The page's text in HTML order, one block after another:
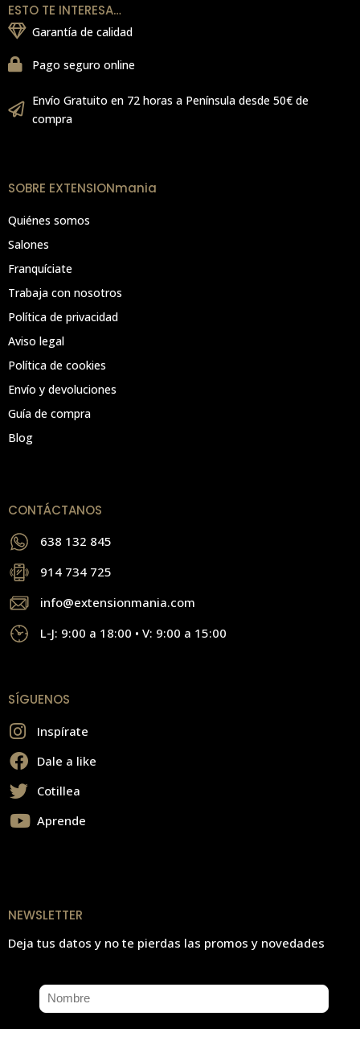
ESTO TE INTERESA…
Garantía de calidad
Pago seguro online
Envío Gratuito en 72 horas a Península desde 50€ de
compra
SOBRE EXTENSIONmania
Quiénes somos
Salones
Franquíciate
Trabaja con nosotros
Política de privacidad
Aviso legal
Política de cookies
Envío y devoluciones
Guía de compra
Blog
CONTÁCTANOS
638 132 845
914 734 725
info@extensionmania.com
L-J: 9:00 a 18:00 • V: 9:00 a 15:00
SÍGUENOS
Inspírate
Dale a like
Cotillea
Aprende
NEWSLETTER
Deja tus datos y no te pierdas las promos y novedades